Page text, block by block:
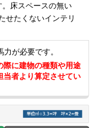
床スペースの無い
せたくないインテリ
が必要です。
際に建物の種類や用途
当者より算定させてい